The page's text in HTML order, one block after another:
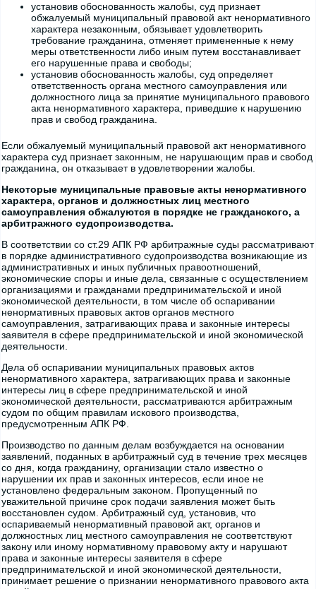
установив обоснованность жалобы, суд признает
обжалуемый муниципальный правовой акт ненормативного
характера незаконным, обязывает удовлетворить
требование гражданина, отменяет примененные к нему
меры ответственности либо иным путем восстанавливает
его нарушенные права и свободы;
установив обоснованность жалобы, суд определяет
ответственность органа местного самоуправления или
должностного лица за принятие муниципального правового
акта ненормативного характера, приведшие к нарушению
прав и свобод гражданина.
Если обжалуемый муниципальный правовой акт ненормативного
характера суд признает законным, не нарушающим прав и свобод
гражданина, он отказывает в удовлетворении жалобы.
Некоторые муниципальные правовые акты ненормативного
характера, органов и должностных лиц местного
самоуправления обжалуются в порядке не гражданского, а
арбитражного судопроизводства.
В соответствии со ст.29 АПК РФ арбитражные суды рассматривают
в порядке административного судопроизводства возникающие из
административных и иных публичных правоотношений,
экономические споры и иные дела, связанные с осуществлением
организациями и гражданами предпринимательской и иной
экономической деятельности, в том числе об оспаривании
ненормативных правовых актов органов местного
самоуправления, затрагивающих права и законные интересы
заявителя в сфере предпринимательской и иной экономической
деятельности.
Дела об оспаривании муниципальных правовых актов
ненормативного характера, затрагивающих права и законные
интересы лиц в сфере предпринимательской и иной
экономической деятельности, рассматриваются арбитражным
судом по общим правилам искового производства,
предусмотренным АПК РФ.
Производство по данным делам возбуждается на основании
заявлений, поданных в арбитражный суд в течение трех месяцев
со дня, когда гражданину, организации стало известно о
нарушении их прав и законных интересов, если иное не
установлено федеральным законом. Пропущенный по
уважительной причине срок подачи заявления может быть
восстановлен судом. Арбитражный суд, установив, что
оспариваемый ненормативный правовой акт, органов и
должностных лиц местного самоуправления не соответствуют
закону или иному нормативному правовому акту и нарушают
права и законные интересы заявителя в сфере
предпринимательской и иной экономической деятельности,
принимает решение о признании ненормативного правового акта